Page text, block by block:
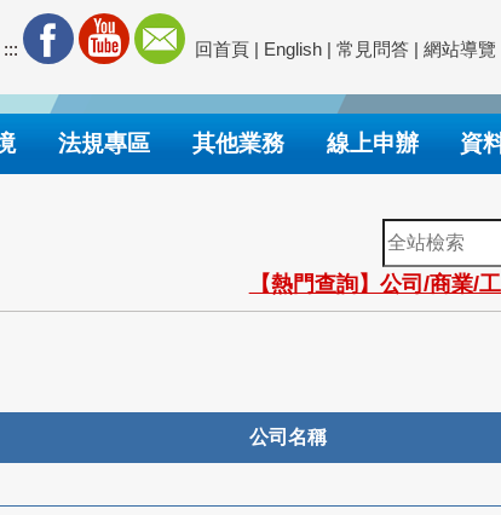
::: 回首頁 | English | 常見問答 | 網站導覽
法規專區 其他業務 線上申辦 資
全
站
檢
索
【熱門查詢】公司/商業/
公司名稱